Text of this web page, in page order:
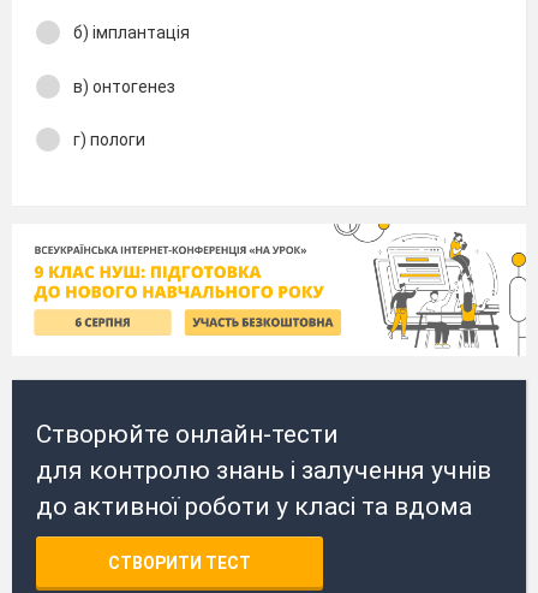
б) імплантація
в) онтогенез
г) пологи
Створюйте онлайн-тести
для контролю знань і залучення учнів
до активної роботи у класі та вдома
СТВОРИТИ ТЕСТ